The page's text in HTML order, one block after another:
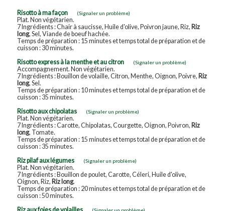
Risotto à ma façon (Signaler un problème)
Plat. Non végétarien.
7 Ingrédients : Chair à saucisse, Huile d'olive, Poivron jaune, Riz, Riz
long, Sel, Viande de boeuf hachée.
Temps de préparation : 15 minutes et temps total de préparation et de
cuisson : 30 minutes.
Risotto express à la menthe et au citron
(Signaler un problème)
Accompagnement. Non végétarien.
7 Ingrédients : Bouillon de volaille, Citron, Menthe, Oignon, Poivre, Riz
long, Sel.
Temps de préparation : 10 minutes et temps total de préparation et de
cuisson : 35 minutes.
Risotto aux chipolatas
(Signaler un problème)
Plat. Non végétarien.
7 Ingrédients : Carotte, Chipolatas, Courgette, Oignon, Poivron, Riz
long, Tomate.
Temps de préparation : 15 minutes et temps total de préparation et de
cuisson : 35 minutes.
Riz pilaf aux légumes
(Signaler un problème)
Plat. Non végétarien.
7 Ingrédients : Bouillon de poulet, Carotte, Céleri, Huile d'olive,
Oignon, Riz, Riz long.
Temps de préparation : 20 minutes et temps total de préparation et de
cuisson : 50 minutes.